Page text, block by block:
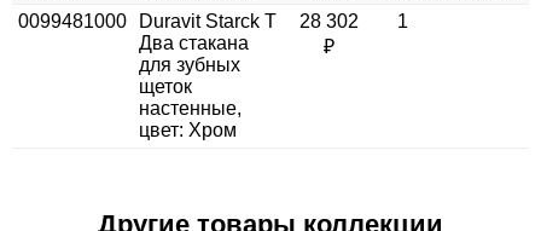
0099481000
Duravit Starck T
Два стакана
для зубных
щеток
настенные,
цвет: Хром
28 302
₽
1